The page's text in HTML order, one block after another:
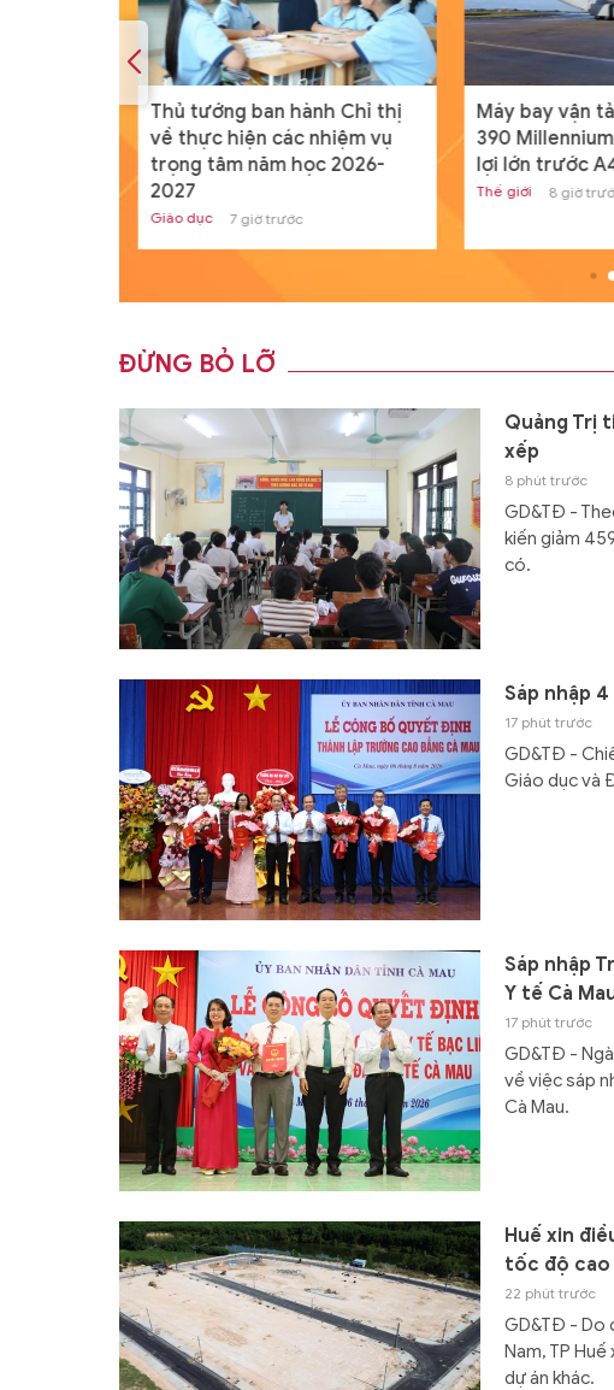
Thủ tướng ban hành Chỉ thị
về thực hiện các nhiệm vụ
trọng tâm năm học 2026-
2027
Giáo dục 7 giờ trước
Máy bay vận
390
lợi lớn trước
Thế giới 8 giờ
ĐỪNG BỎ LỠ
Quảng Trị
xếp
8 phút trước
GD&TĐ -
kiến giảm
có.
Sáp nhập
17 phút trước
GD&TĐ -
Giáo dục và
Sáp nhập
Y tế Cà
17 phút trước
GD&TĐ -
về việc sáp
Cà Mau.
Huế xin
tốc độ cao
22 phút trước
GD&TĐ - Do
Nam, TP
dự án khác.